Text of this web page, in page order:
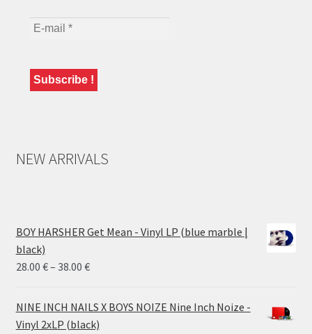
NEW ARRIVALS
BOY HARSHER Get Mean - Vinyl LP (blue marble |
black)
28.00 €– 38.00 €Price
28.00 €
through
NINE INCH NAILS X BOYS NOIZE Nine Inch Noize -
Vinyl 2xLP (black)